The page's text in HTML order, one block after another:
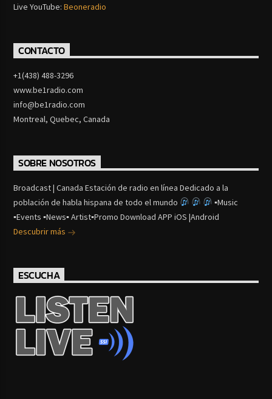
Live YouTube:Beoneradio
CONTACTO
+1(438) 488-3296
www.be1radio.com
info@be1radio.com
Montreal, Quebec, Canada
SOBRE NOSOTROS
Broadcast | Canada Estación de radio en línea Dedicado a la
población de habla hispana de todo el mundo
▪Music
▪Events ▪News▪ Artist▪Promo Download APP iOS |Android
Descubrir más
ESCUCHA